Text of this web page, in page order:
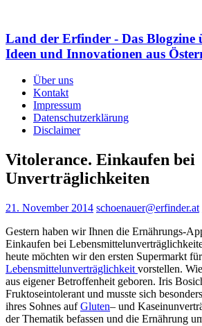
Land der Erfinder - Das Blogzine
Ideen und Innovationen aus
Über uns
Kontakt
Impressum
Datenschutzerklärung
Disclaimer
Vitolerance. Einkaufen bei
Unverträglichkeiten
21. November 2014 schoenauer@erfinder.at
Gestern haben wir Ihnen die Ernährungs-
Einkaufen bei
heute möchten wir den ersten Supermarkt für
Lebensmittelunverträglichkeit vorstellen.
aus eigener Betroffenheit geboren. Iris
Fruktoseintolerant und musste sich
ihres Sohnes aufGluten– und
der Thematik befassen und die Ernährung